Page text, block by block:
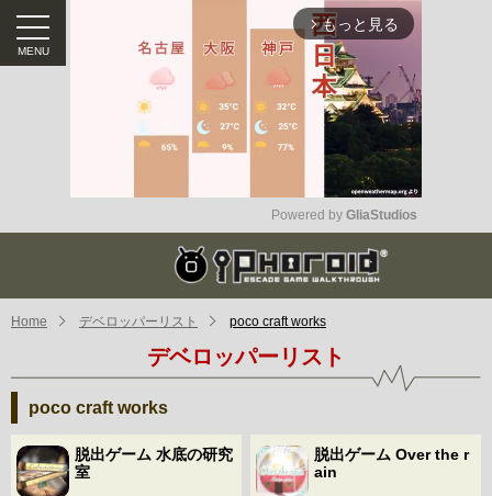
arrow_forward_ios もっと見る
Mute
Powered by GliaStudios
Home デベロッパーリスト poco craft works
デベロッパーリスト
poco craft works
脱出ゲーム 水底の研究
室
脱出ゲーム Over the r
ain